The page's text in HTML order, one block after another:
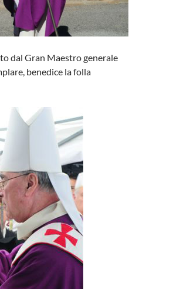
dal Gran Maestro generale
benedice la folla